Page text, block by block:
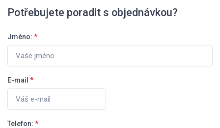
Potřebujete poradit s objednávkou?
Jméno: *
E-mail *
Telefon: *